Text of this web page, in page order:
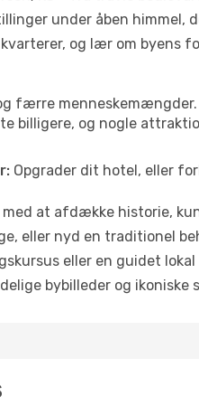
under åben himmel,
og lær om byens
færre
billigere, og nogle
Opgrader dit hotel, eller
at afdække historie,
eller nyd en traditionel
eller en guidet
bybilleder og